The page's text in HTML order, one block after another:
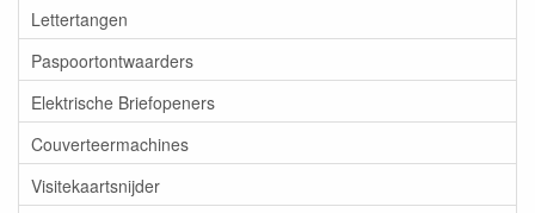
Lettertangen
Paspoortontwaarders
Elektrische Briefopeners
Couverteermachines
Visitekaartsnijder